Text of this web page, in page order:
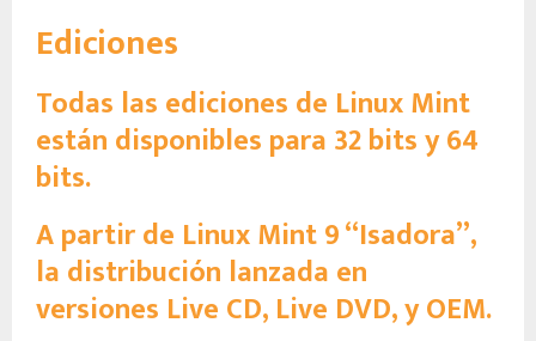
Ediciones
Todas las ediciones de Linux Mint
están disponibles para 32 bits y 64
bits.
A partir de Linux Mint 9 “Isadora”,
la distribución lanzada en
versiones Live CD, Live DVD, y OEM.